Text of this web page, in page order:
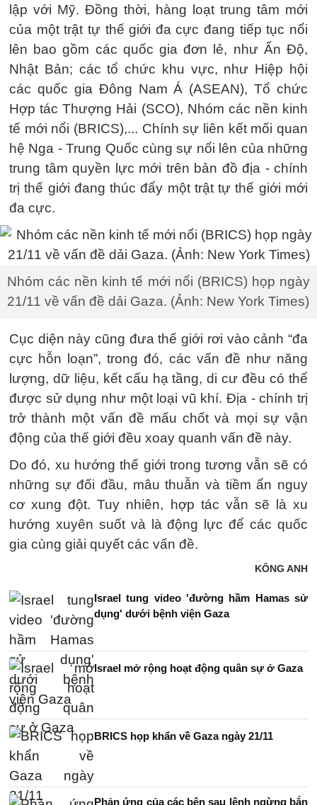
lập với Mỹ. Đồng thời, hàng loạt trung tâm mới
của một trật tự thế giới đa cực đang tiếp tục nổi
lên bao gồm các quốc gia đơn lẻ, như Ấn Độ,
Nhật Bản; các tổ chức khu vực, như Hiệp hội
các quốc gia Đông Nam Á (ASEAN), Tổ chức
Hợp tác Thượng Hải (SCO), Nhóm các nền kinh
tế mới nổi (BRICS),... Chính sự liên kết mối quan
hệ Nga - Trung Quốc cùng sự nổi lên của những
trung tâm quyền lực mới trên bản đồ địa - chính
trị thế giới đang thúc đẩy một trật tự thế giới mới
đa cực.
Nhóm các nền kinh tế mới nổi (BRICS) họp ngày
21/11 về vấn đề dải Gaza. (Ảnh: New York Times)
Cục diện này cũng đưa thế giới rơi vào cảnh “đa
cực hỗn loạn”, trong đó, các vấn đề như năng
lượng, dữ liệu, kết cấu hạ tầng, di cư đều có thể
được sử dụng như một loại vũ khí. Địa - chính trị
trở thành một vấn đề mấu chốt và mọi sự vận
động của thế giới đều xoay quanh vấn đề này.
Do đó, xu hướng thế giới trong tương vẫn sẽ có
những sự đối đầu, mâu thuẫn và tiềm ẩn nguy
cơ xung đột. Tuy nhiên, hợp tác vẫn sẽ là xu
hướng xuyên suốt và là động lực để các quốc
gia cùng giải quyết các vấn đề.
KÔNG ANH
Israel tung video 'đường hầm Hamas sử
dụng' dưới bệnh viện Gaza
Israel mở rộng hoạt động quân sự ở Gaza
BRICS họp khẩn về Gaza ngày 21/11
Phản ứng của các bên sau lệnh ngừng bắn